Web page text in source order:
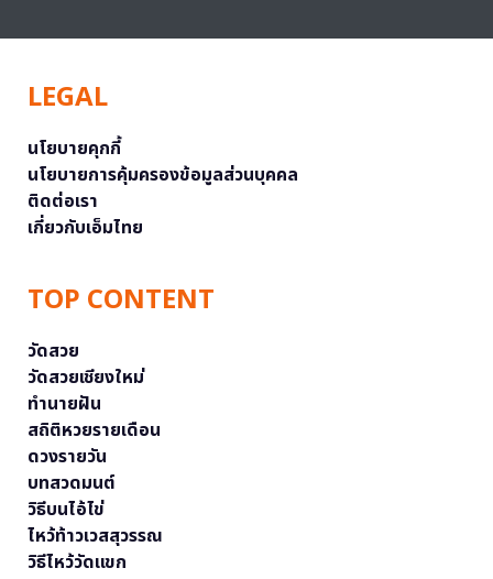
LEGAL
นโยบายคุกกี้
นโยบายการคุ้มครองข้อมูลส่วนบุคคล
ติดต่อเรา
เกี่ยวกับเอ็มไทย
TOP CONTENT
วัดสวย
วัดสวยเชียงใหม่
ทำนายฝัน
สถิติหวยรายเดือน
ดวงรายวัน
บทสวดมนต์
วิธีบนไอ้ไข่
ไหว้ท้าวเวสสุวรรณ
วิธีไหว้วัดแขก